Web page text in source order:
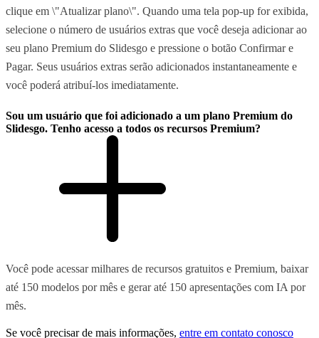
clique em \"Atualizar plano\". Quando uma tela pop-up for exibida,
selecione o número de usuários extras que você deseja adicionar ao
seu plano Premium do Slidesgo e pressione o botão Confirmar e
Pagar. Seus usuários extras serão adicionados instantaneamente e
você poderá atribuí-los imediatamente.
Sou um usuário que foi adicionado a um plano Premium do
Slidesgo. Tenho acesso a todos os recursos Premium?
Você pode acessar milhares de recursos gratuitos e Premium, baixar
até 150 modelos por mês e gerar até 150 apresentações com IA por
mês.
Se você precisar de mais informações, entre em contato conosco